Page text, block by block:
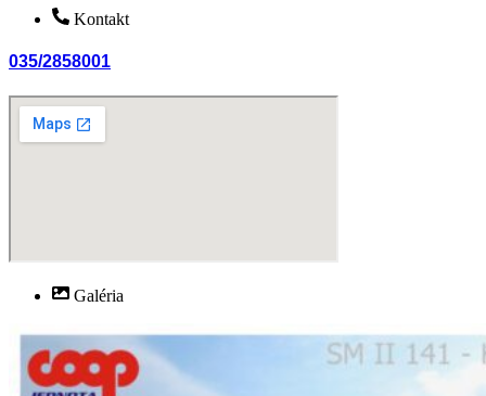
Kontakt
035/2858001
Galéria